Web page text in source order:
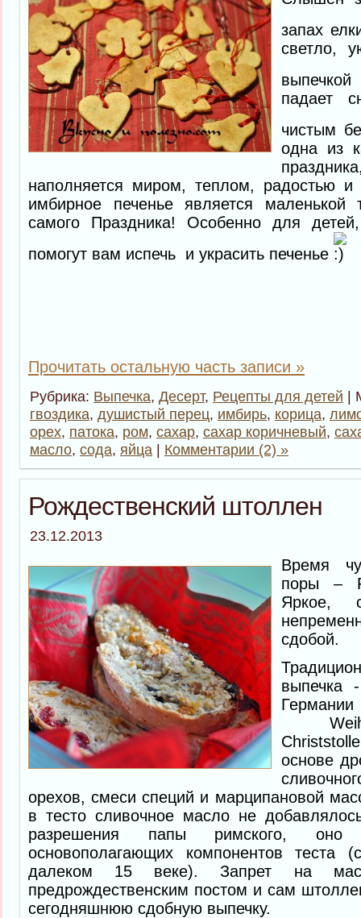
запах
светло,
падает
чистым
одна из
наполняется миром, теплом, радостью
имбирное печенье является маленькой
самого Праздника! Особенно для
помогут вам испечь и украсить печенье
Прочитать остальную часть записи »
Рубрика: Выпечка, Десерт, Рецепты для детей |
гвоздика, душистый перец, имбирь, корица,
орех, патока, ром, сахар, сахар коричневый,
масло, сода, яйца | Комментарии (2) »
Рождественский штоллен
23.12.2013
Время
поры –
Яркое,
сдобой.
выпечка -
основе
орехов, смеси специй и марципановой
в тесто сливочное масло не
разрешения папы римского,
основополагающих компонентов теста
далеком 15 веке). Запрет на
предрождественским постом и сам
сегодняшнюю сдобную выпечку.